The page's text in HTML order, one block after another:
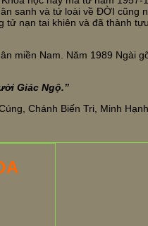
sanh và tứ loài về ĐỜI
nạn tai khiên và đã thành
miền Nam. Năm 1989 Ngài
Giác Ngộ.”
Chánh Biến Tri, Minh